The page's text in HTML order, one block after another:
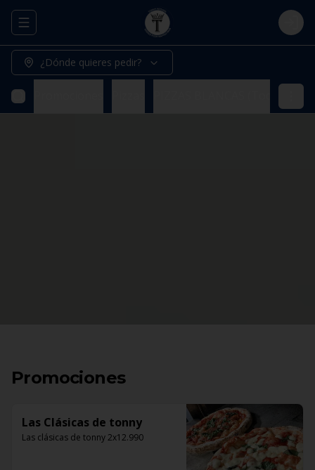
Abrir menu de navegación Login
¿Dónde quieres pedir?
Promociones
Las Clásicas de tonny
Las clásicas de tonny 2x12.990